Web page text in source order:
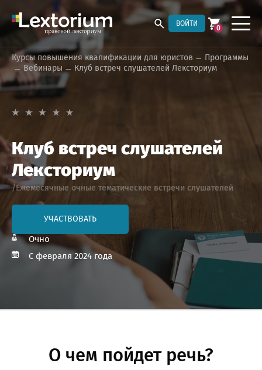
ВОЙТИ
0
Курсы повышения квалификации для юристов
Программы
Вебинары
Клуб встреч слушателей Лексториум
Клуб встреч слушателей
Лексториум
/Ежемесячные очные тематические встречи слушателей
УЧАСТВОВАТЬ
Очно
С февраля 2024 года
О чем пойдет речь?